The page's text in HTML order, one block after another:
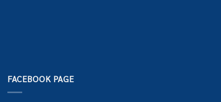
FACEBOOK PAGE